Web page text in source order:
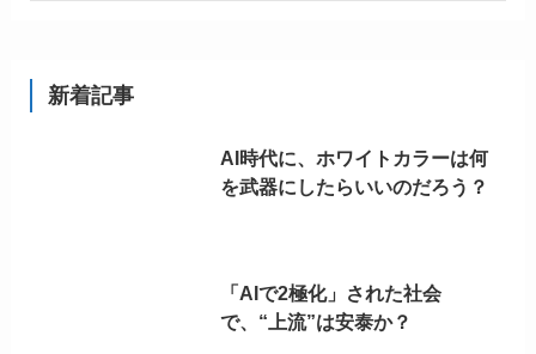
新着記事
AI時代に、ホワイトカラーは何
を武器にしたらいいのだろう？
「AIで2極化」された社会
で、“上流”は安泰か？